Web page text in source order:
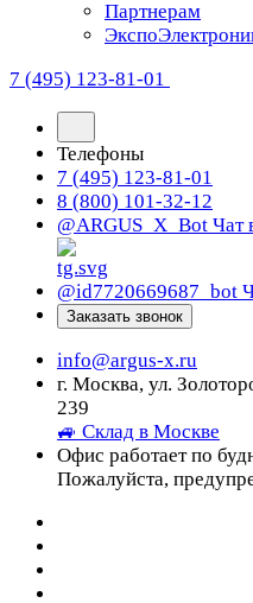
Партнерам
7 (495) 123-81-01
Телефоны
7 (495) 123-81-01
8 (800) 101-32-12
@ARGUS_X_Bot Чат
@id7720669687_bot
Заказать звонок
info@argus-x.ru
г. Москва, ул.
239
🚙 Склад в Москве
Офис работает по
Пожалуйста,